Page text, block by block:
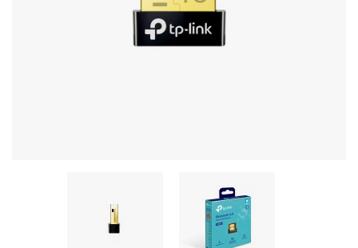
Сетевое оборудование
Комплектующие ПК